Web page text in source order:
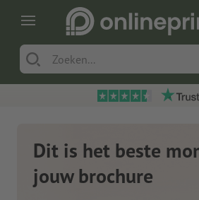
Dit is het beste
jouw brochure